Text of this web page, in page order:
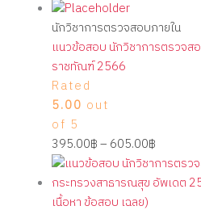
นักวิชาการตรวจสอบภายใน
แนวข้อสอบ นักวิชาการตรวจส
ราชทัณฑ์ 2566
Rated
5.00 out
of 5
395.00฿– 605.00฿